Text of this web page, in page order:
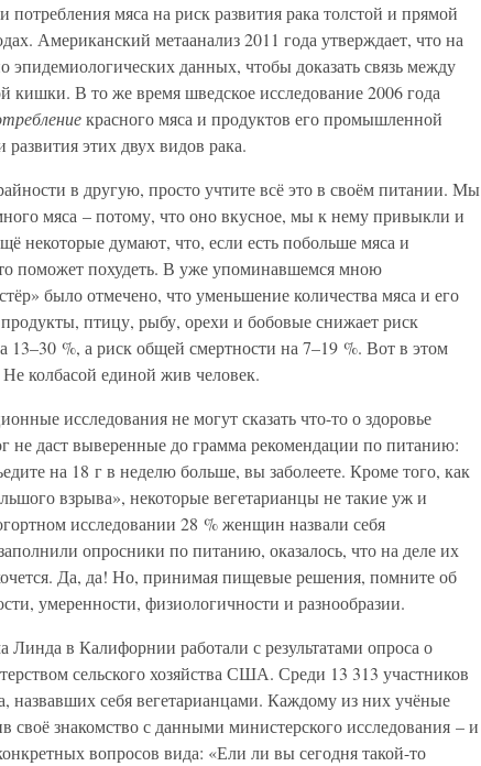
мяса на риск развития рака толстой и прямой
Американский метаанализ 2011 года утверждает, что на
эпидемиологических данных, чтобы доказать связь между
кишки. В то же время шведское исследование 2006 года
красного мяса и продуктов его промышленной
этих двух видов рака.
в другую, просто учтите всё это в своём питании. Мы
мяса – потому, что оно вкусное, мы к нему привыкли и
некоторые думают, что, если есть побольше мяса и
поможет похудеть. В уже упоминавшемся мною
было отмечено, что уменьшение количества мяса и его
птицу, рыбу, орехи и бобовые снижает риск
13–30 %, а риск общей смертности на 7–19 %. Вот в этом
колбасой единой жив человек.
исследования не могут сказать что-то о здоровье
не даст выверенные до грамма рекомендации по питанию:
на 18 г в неделю больше, вы заболеете. Кроме того, как
взрыва», некоторые вегетарианцы не такие уж и
исследовании 28 % женщин назвали себя
опросники по питанию, оказалось, что на деле их
Да, да! Но, принимая пищевые решения, помните об
умеренности, физиологичности и разнообразии.
в Калифорнии работали с результатами опроса о
сельского хозяйства США. Среди 13 313 участников
назвавших себя вегетарианцами. Каждому из них учёные
своё знакомство с данными министерского исследования – и
вопросов вида: «Ели ли вы сегодня такой-то